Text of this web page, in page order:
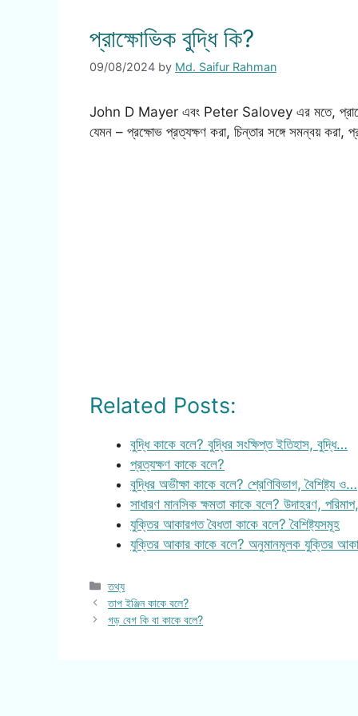
প্রাক্ষোভিক বুদ্ধি কি?
09/08/2024 by Md. Saifur Rahman
John D Mayer এবং Peter Salovey এর মতে,
যেমন – প্রক্ষোভ প্রত্যক্ষণ করা, চিন্তার সঙ্গে সমন্বয় করা,
Related Posts:
বুদ্ধি কাকে বলে? বুদ্ধির সংক্ষিপ্ত ইতিহাস, বুদ্ধি…
প্রত্যক্ষণ কাকে বলে?
বুদ্ধির অভীক্ষা কাকে বলে? শ্রেণিবিভাগ, বৈশিষ্ট্য ও…
সাধারণ মানসিক ক্ষমতা কাকে বলে? উদাহরণ,
যুক্তির আকারগত বৈধতা কাকে বলে? বৈশিষ্ট্যসমূহ
যুক্তির আকার কাকে বলে? অনুমানমূলক যুক্তির
Categories
তথ্য
তাপ ইঞ্জিন কাকে বলে?
গড় বেগ কি বা কাকে বলে?